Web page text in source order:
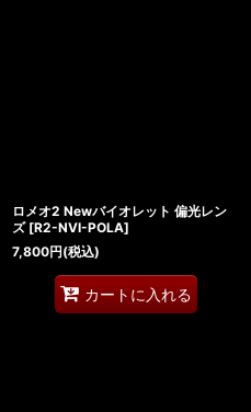
ロメオ2 Newバイオレット 偏光レン
ズ [R2-NVI-POLA]
7,800円(税込)
カートに入れる